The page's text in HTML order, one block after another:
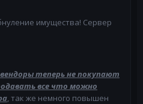
имущества! Сервер
вендоры теперь не покупают
все что можно
, так же немного повышен